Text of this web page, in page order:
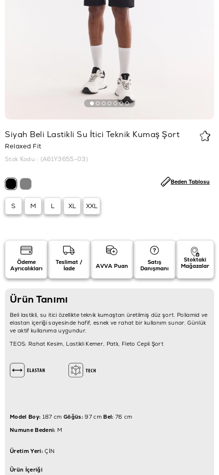
Siyah Beli Lastikli Su İtici Teknik Kumaş Şort
Relaxed Fit
Stok Kodu (A61Y3655-03)
S M L XL XXL
Beden Tablosu
Ödeme
Ayrıcalıkları
Teslimat /
İade
AVVA Puan
Satış
Danışmanı
Stoktaki
Mağazalar
Ürün Tanımı
Beli lastikli, su itici özellikte teknik kumaştan üretilmiş düz şort. Poliamid ve
elastan içeriği sayesinde hafif, esnek ve rahat bir kullanım sunar. Günlük
ve aktif kullanıma uygundur.
TEOS: Rahat Kesim, Lastikli Kemer, Patlı, Fleto Cepli Şort
Model Boy: 187 cm Göğüs:97 cmBel: 76 cm
Numune Bedeni: M
Üretim Yeri:ÇİN
Ürün İçeriği